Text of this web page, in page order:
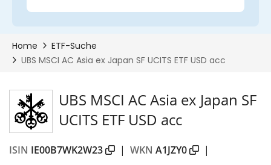
UBS MSCI AC Asia ex Japan SF
UCITS ETF USD acc
ISIN IE00B7WK2W23 | WKN A1JZY0
|